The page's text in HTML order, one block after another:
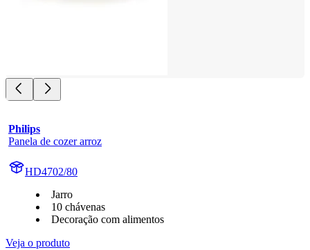
Philips
Panela de cozer arroz
HD4702/80
Jarro
10 chávenas
Decoração com alimentos
Veja o produto